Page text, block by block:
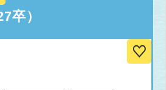
卒）